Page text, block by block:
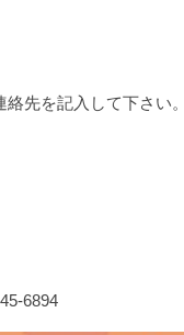
先を記入して下さい。
6894